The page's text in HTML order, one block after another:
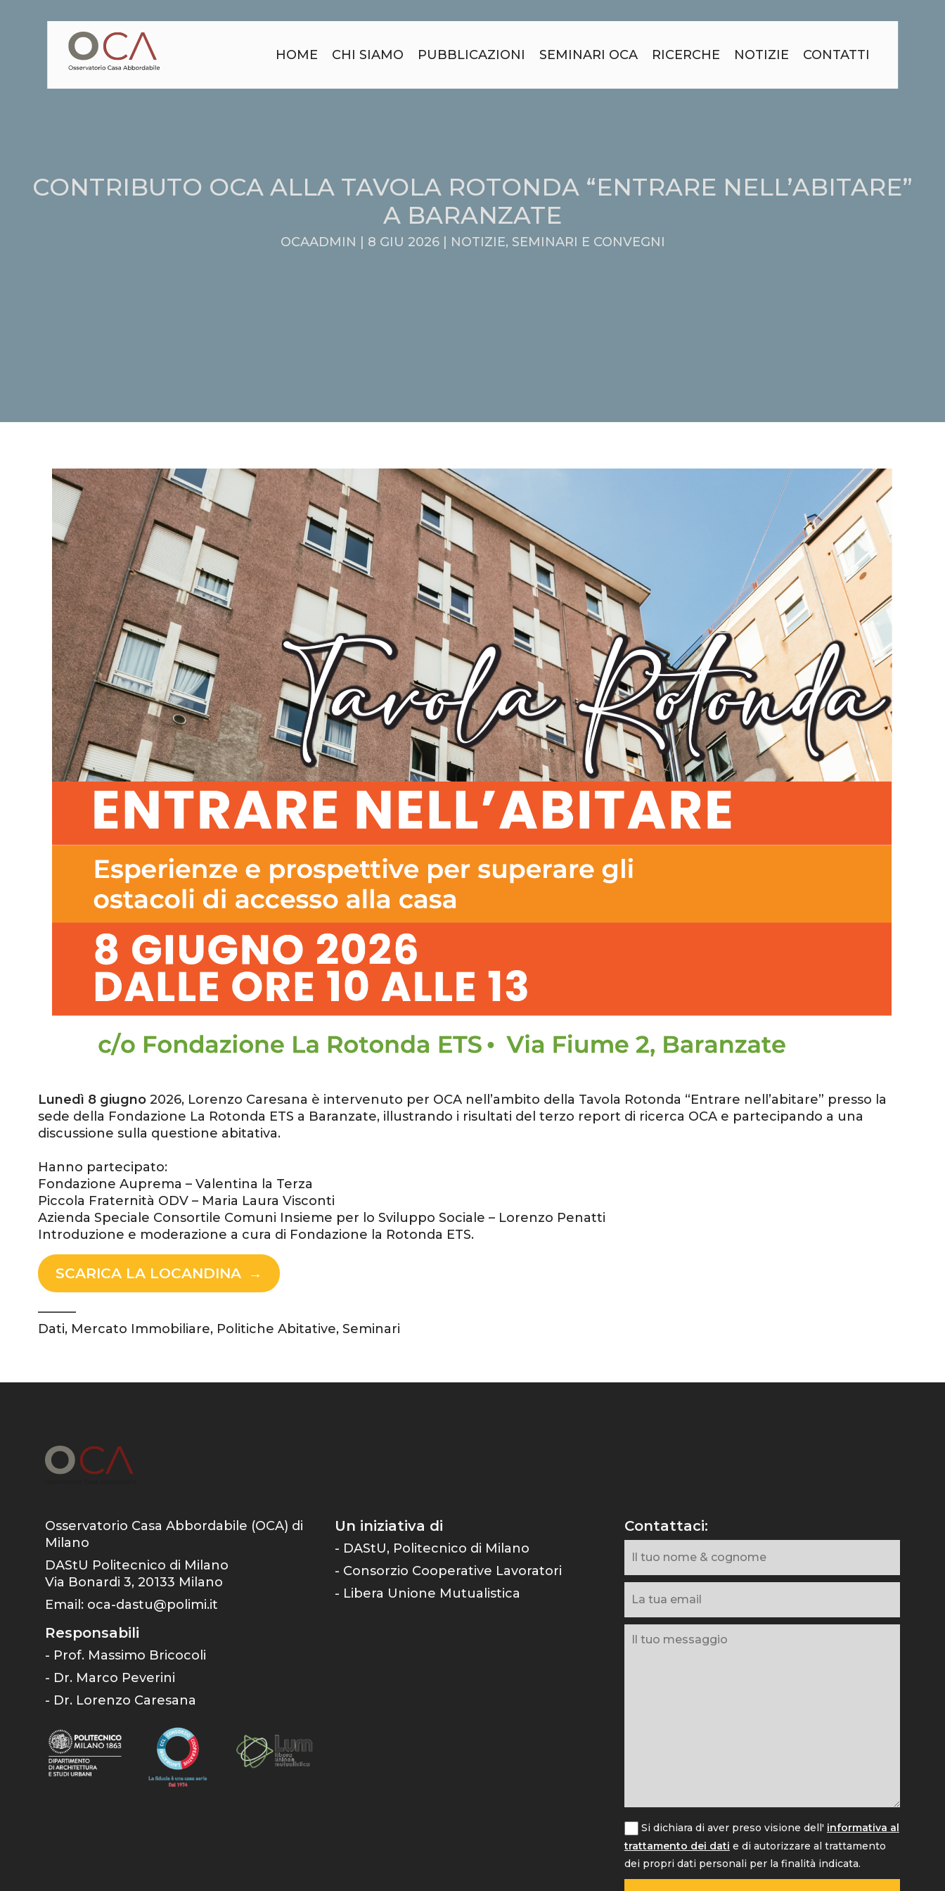
HOME CHI SIAMO PUBBLICAZIONI SEMINARI OCA RICERCHE NOTIZIE CONTATTI
CONTRIBUTO OCA ALLA TAVOLA ROTONDA “ENTRARE NELL’ABITARE”
A BARANZATE
OCAADMIN | 8 GIU 2026 | NOTIZIE, SEMINARI E CONVEGNI
Lunedì 8 giugno2026, Lorenzo Caresana è intervenuto per OCA nell’ambito della Tavola Rotonda “Entrare nell’abitare” presso la
sede della Fondazione La Rotonda ETS a Baranzate, illustrando i risultati del terzo report di ricerca OCA e partecipando a una
discussione sulla questione abitativa.
Hanno partecipato:
Fondazione Auprema – Valentina la Terza
Piccola Fraternità ODV – Maria Laura Visconti
Azienda Speciale Consortile Comuni Insieme per lo Sviluppo Sociale – Lorenzo Penatti
Introduzione e moderazione a cura di Fondazione la Rotonda ETS.
SCARICA LA LOCANDINA
———
Dati, Mercato Immobiliare, Politiche Abitative, Seminari
Osservatorio Casa Abbordabile (OCA) di
Milano
DAStU Politecnico di Milano
Via Bonardi 3, 20133 Milano
Email: oca-dastu@polimi.it
Responsabili
- Prof. Massimo Bricocoli
- Dr. Marco Peverini
- Dr. Lorenzo Caresana
Un iniziativa di
- DAStU, Politecnico di Milano
- Consorzio Cooperative Lavoratori
- Libera Unione Mutualistica
Contattaci:
Si dichiara di aver preso visione dell' informativa al
trattamento dei dati e di autorizzare al trattamento
dei propri dati personali per la finalità indicata.